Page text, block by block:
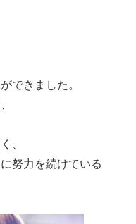
できました。
、
努力を続けている